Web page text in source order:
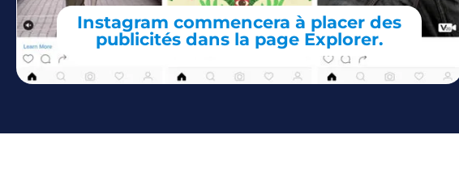
Instagram commencera à placer des
publicités dans la page Explorer.